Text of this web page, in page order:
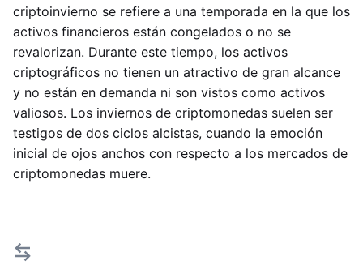
criptoinvierno se refiere a una temporada en la que los
activos financieros están congelados o no se
revalorizan. Durante este tiempo, los activos
criptográficos no tienen un atractivo de gran alcance
y no están en demanda ni son vistos como activos
valiosos. Los inviernos de criptomonedas suelen ser
testigos de dos ciclos alcistas, cuando la emoción
inicial de ojos anchos con respecto a los mercados de
criptomonedas muere.